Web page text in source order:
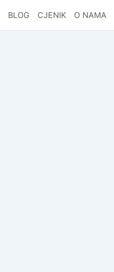
BLOG CJENIK O NAMA